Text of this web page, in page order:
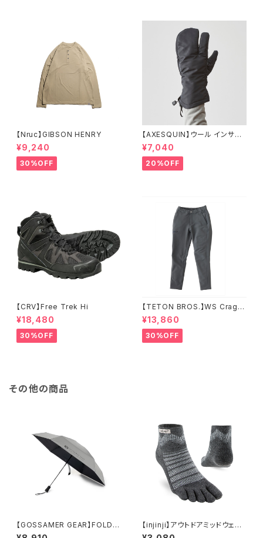
【Nruc】GIBSON HENRY
¥9,240
30%OFF
【AXESQUIN】ウール インサレ
ーション トリガー ミトン
¥7,040
20%OFF
【CRV】Free Trek Hi
¥18,480
30%OFF
【TETON BROS.】WS Crag P
ant
¥13,860
30%OFF
その他の商品
【GOSSAMER GEAR】FOLDIN
G UMBRELLA3.0
【injinji】アウトドアミッドウェイ
トミニクルーウール